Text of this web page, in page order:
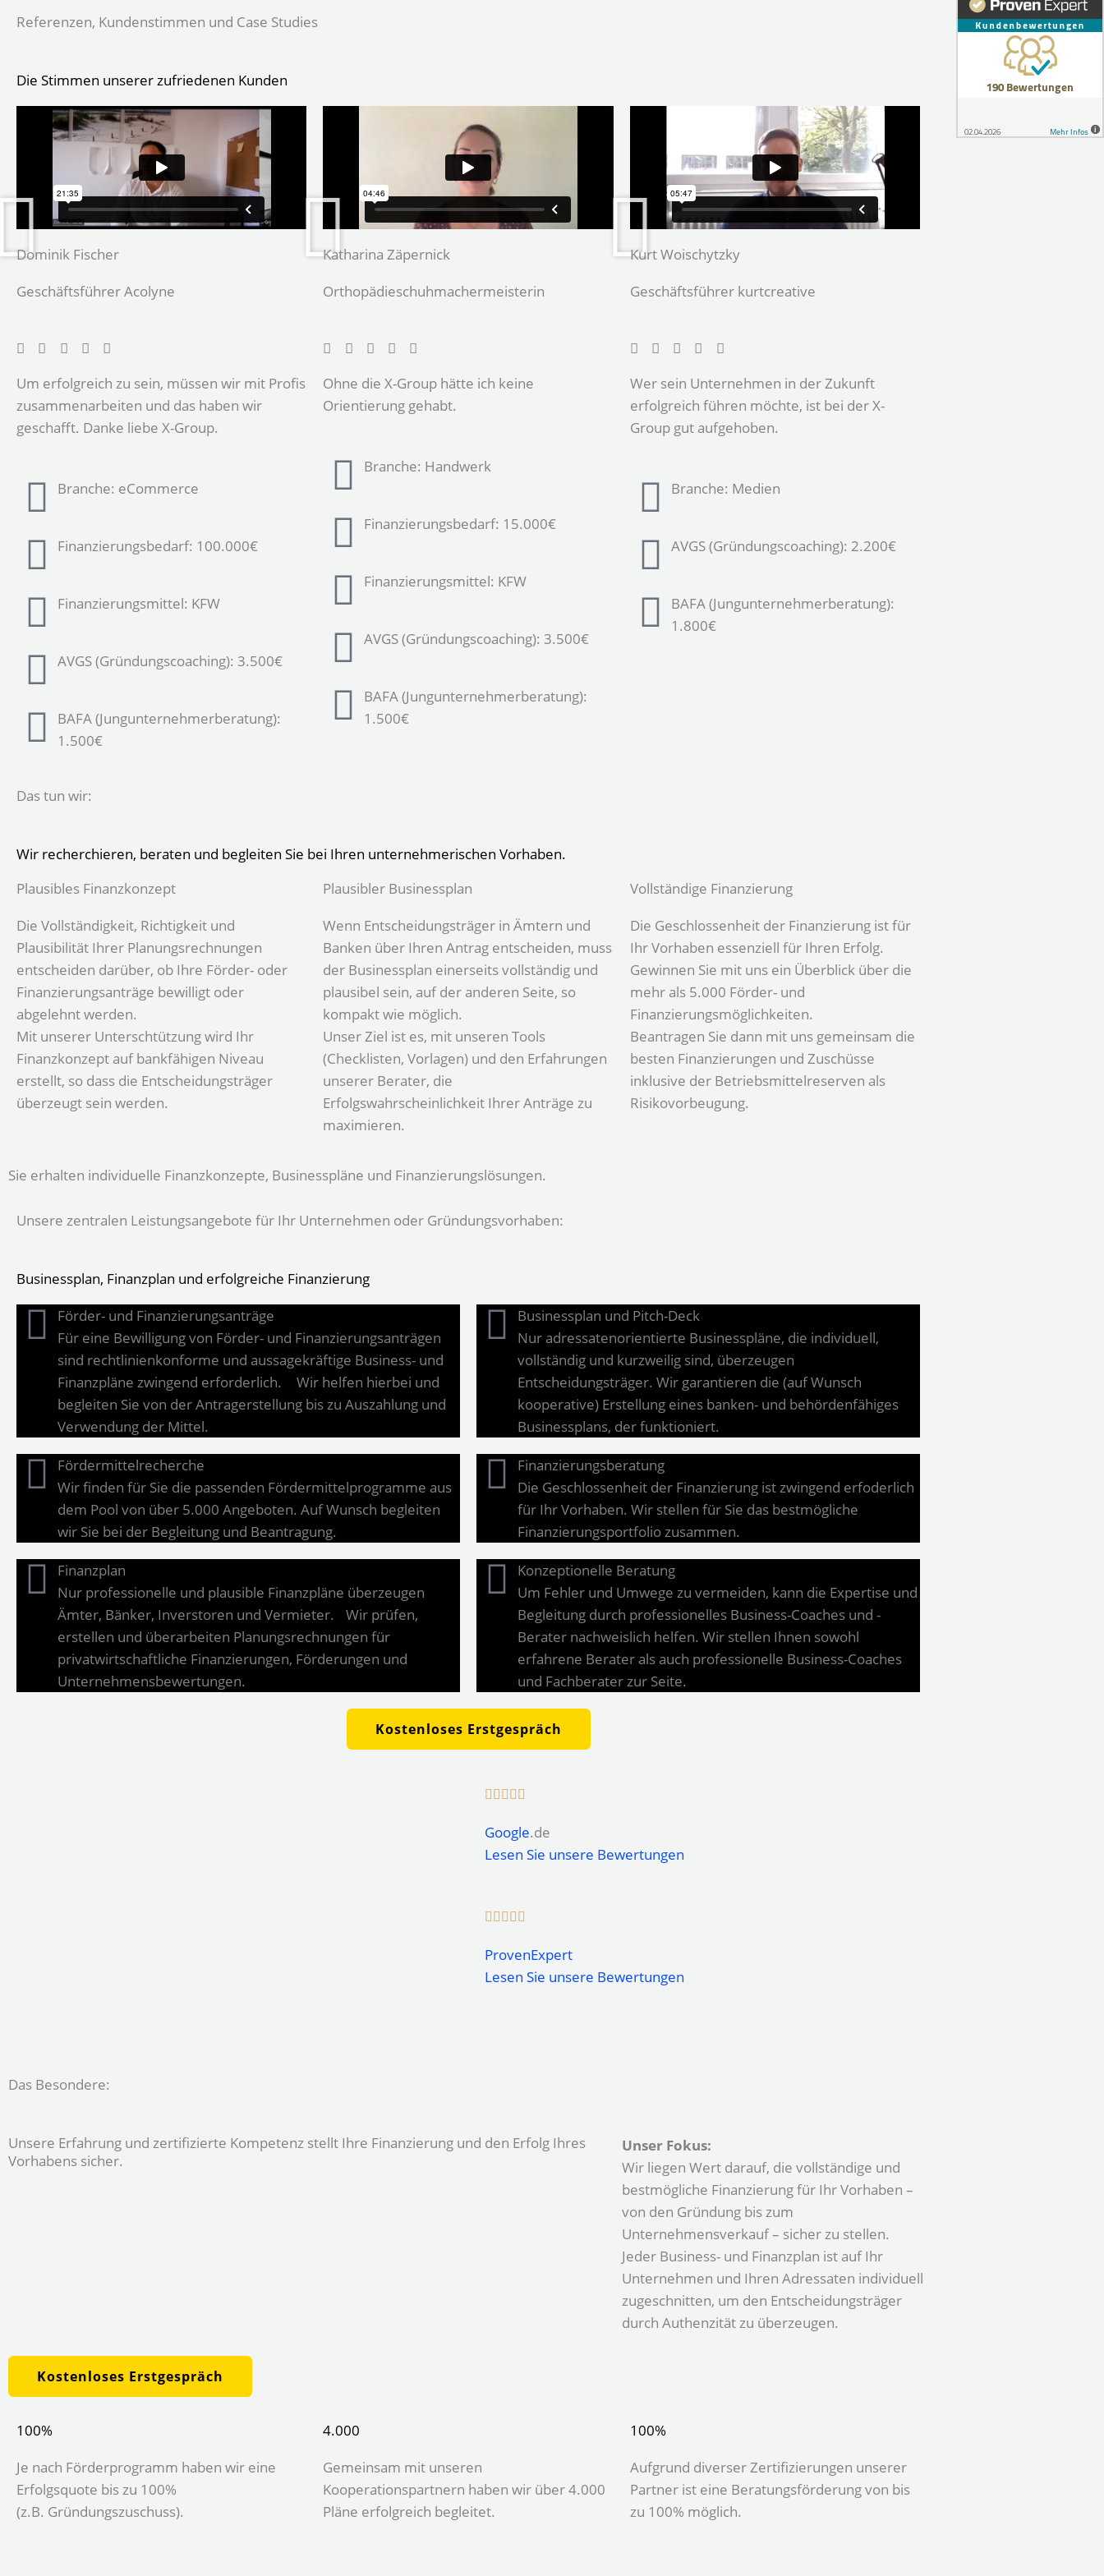
Referenzen, Kundenstimmen und Case Studies
Die Stimmen unserer zufriedenen Kunden
Dominik Fischer
Geschäftsführer Acolyne
Um erfolgreich zu sein, müssen wir mit Profis
zusammenarbeiten und das haben wir
geschafft. Danke liebe X-Group.
Branche: eCommerce
Finanzierungsbedarf: 100.000€
Finanzierungsmittel: KFW
AVGS (Gründungscoaching): 3.500€
BAFA (Jungunternehmerberatung):
1.500€
Katharina Zäpernick
Orthopädieschuhmacher­meisterin
Ohne die X-Group hätte ich keine
Orientierung gehabt.
Branche: Handwerk
Finanzierungsbedarf: 15.000€
Finanzierungsmittel: KFW
AVGS (Gründungscoaching): 3.500€
BAFA (Jungunternehmerberatung):
1.500€
Kurt Woischytzky
Geschäftsführer kurtcreative
Wer sein Unternehmen in der Zukunft
erfolgreich führen möchte, ist bei der X-
Group gut aufgehoben.
Branche: Medien
AVGS (Gründungscoaching): 2.200€
BAFA (Jungunternehmerberatung):
1.800€
Das tun wir:
Wir recherchieren, beraten und begleiten Sie bei Ihren unternehmerischen Vorhaben.
Plausibles Finanzkonzept
Die Vollständigkeit, Richtigkeit und
Plausibilität Ihrer Planungsrechnungen
entscheiden darüber, ob Ihre Förder- oder
Finanzierungsanträge bewilligt oder
abgelehnt werden.
Mit unserer Unterschtützung wird Ihr
Finanzkonzept auf bankfähigen Niveau
erstellt, so dass die Entscheidungsträger
überzeugt sein werden.
Plausibler Businessplan
Wenn Entscheidungsträger in Ämtern und
Banken über Ihren Antrag entscheiden, muss
der Businessplan einerseits vollständig und
plausibel sein, auf der anderen Seite, so
kompakt wie möglich.
Unser Ziel ist es, mit unseren Tools
(Checklisten, Vorlagen) und den Erfahrungen
unserer Berater, die
Erfolgswahrscheinlichkeit Ihrer Anträge zu
maximieren.
Vollständige Finanzierung
Die Geschlossenheit der Finanzierung ist für
Ihr Vorhaben essenziell für Ihren Erfolg.
Gewinnen Sie mit uns ein Überblick über die
mehr als 5.000 Förder- und
Finanzierungsmöglichkeiten.
Beantragen Sie dann mit uns gemeinsam die
besten Finanzierungen und Zuschüsse
inklusive der Betriebsmittelreserven als
Risikovorbeugung.
Sie erhalten individuelle Finanzkonzepte, Businesspläne und Finanzierungslösungen.
Unsere zentralen Leistungsangebote für Ihr Unternehmen oder Gründungsvorhaben:
Businessplan, Finanzplan und erfolgreiche Finanzierung
Förder- und Finanzierungsanträge
Für eine Bewilligung von Förder- und Finanzierungsanträgen
sind rechtlinienkonforme und aussagekräftige Business- und
Finanzpläne zwingend erforderlich. Wir helfen hierbei und
begleiten Sie von der Antragerstellung bis zu Auszahlung und
Verwendung der Mittel.
Fördermittelrecherche
Wir finden für Sie die passenden Fördermittelprogramme aus
dem Pool von über 5.000 Angeboten. Auf Wunsch begleiten
wir Sie bei der Begleitung und Beantragung.
Finanzplan
Nur professionelle und plausible Finanzpläne überzeugen
Ämter, Bänker, Inverstoren und Vermieter. Wir prüfen,
erstellen und überarbeiten Planungsrechnungen für
privatwirtschaftliche Finanzierungen, Förderungen und
Unternehmensbewertungen.
Businessplan und Pitch-Deck
Nur adressatenorientierte Businesspläne, die individuell,
vollständig und kurzweilig sind, überzeugen
Entscheidungsträger. Wir garantieren die (auf Wunsch
kooperative) Erstellung eines banken- und behördenfähiges
Businessplans, der funktioniert.
Finanzierungsberatung
Die Geschlossenheit der Finanzierung ist zwingend erfoderlich
für Ihr Vorhaben. Wir stellen für Sie das bestmögliche
Finanzierungsportfolio zusammen.
Konzeptionelle Beratung
Um Fehler und Umwege zu vermeiden, kann die Expertise und
Begleitung durch professionelles Business-Coaches und -
Berater nachweislich helfen. Wir stellen Ihnen sowohl
erfahrene Berater als auch professionelle Business-Coaches
und Fachberater zur Seite.
Kostenloses Erstgespräch
Google.de
Lesen Sie unsere Bewertungen
ProvenExpert
Lesen Sie unsere Bewertungen
Das Besondere:
Unsere Erfahrung und zertifizierte Kompetenz stellt Ihre Finanzierung und den Erfolg Ihres
Vorhabens sicher.
Unser Fokus:
Wir liegen Wert darauf, die vollständige und
bestmögliche Finanzierung für Ihr Vorhaben –
von den Gründung bis zum
Unternehmensverkauf – sicher zu stellen.
Jeder Business- und Finanzplan ist auf Ihr
Unternehmen und Ihren Adressaten individuell
zugeschnitten, um den Entscheidungsträger
durch Authenzität zu überzeugen.
Kostenloses Erstgespräch
100%
Je nach Förderprogramm haben wir eine
Erfolgsquote bis zu 100%
(z.B. Gründungszuschuss).
4.000
Gemeinsam mit unseren
Kooperationspartnern haben wir über 4.000
Pläne erfolgreich begleitet.
100%
Aufgrund diverser Zertifizierungen unserer
Partner ist eine Beratungsförderung von bis
zu 100% möglich.